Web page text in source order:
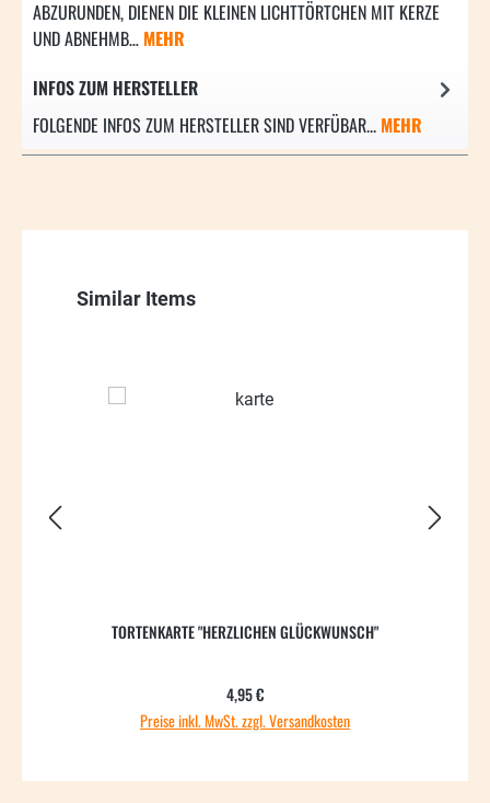
ABZURUNDEN, DIENEN DIE KLEINEN LICHTTÖRTCHEN MIT KERZE
UND ABNEHMB… MEHR
INFOS ZUM HERSTELLER
FOLGENDE INFOS ZUM HERSTELLER SIND VERFÜBAR... MEHR
Produktgalerie überspringen
Similar Items
TORTENKARTE "HERZLICHEN GLÜCKWUNSCH"
Regulärer Preis:
4,95 €
Preise inkl. MwSt. zzgl. Versandkosten